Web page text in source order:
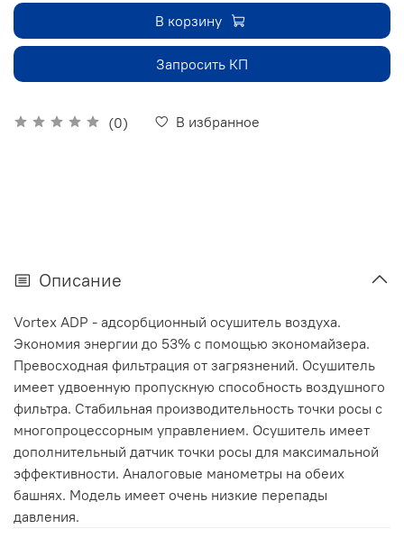
(0) В избранное
В корзину
Запросить КП
Описание
Vortex ADP - адсорбционный осушитель воздуха.
Экономия энергии до 53% с помощью экономайзера.
Превосходная фильтрация от загрязнений. Осушитель
имеет удвоенную пропускную способность воздушного
фильтра. Стабильная производительность точки росы с
многопроцессорным управлением. Осушитель имеет
дополнительный датчик точки росы для максимальной
эффективности. Аналоговые манометры на обеих
башнях. Модель имеет очень низкие перепады
давления.